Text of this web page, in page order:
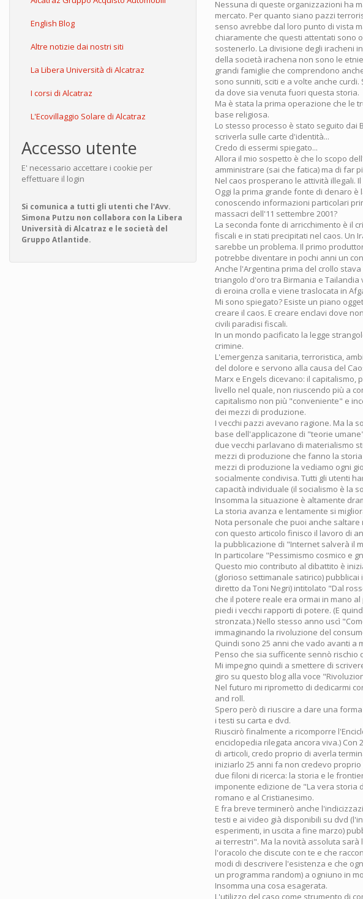
English Blog
Altre notizie dai nostri siti
La Libera Università di Alcatraz
I corsi di Alcatraz
L'Ecovillaggio Solare di Alcatraz
Accesso utente
E' necessario accettare i cookie per
effettuare il login
Si comunica a tutti gli utenti che l'Avv.
Simona Putzu non collabora con la Libera
Università di Alcatraz e le società del
Gruppo Atlantide.
Nessuna di queste organizzazioni ha
mercato. Per quanto siano pazzi
senso avrebbe dal loro punto di vista
chiaramente che questi attentati sono
sostenerlo. La divisione degli iracheni
della società irachena non sono le
grandi famiglie che comprendono
sono sunniti, sciti e a volte anche
da dove sia venuta fuori questa storia.
Ma è stata la prima operazione che le
base religiosa.
Lo stesso processo è stato seguito dai
scriverla sulle carte d'identità...
Credo di essermi spiegato...
Allora il mio sospetto è che lo scopo
amministrare (sai che fatica) ma di far
Nel caos prosperano le attività illegali.
Oggi la prima grande fonte di denaro
conoscendo informazioni particolari
massacri dell'11 settembre 2001?
La seconda fonte di arricchimento è il
fiscali e in stati precipitati nel caos. Un
sarebbe un problema. Il primo
potrebbe diventare in pochi anni un
Anche l'Argentina prima del crollo
triangolo d'oro tra Birmania e
di eroina crolla e viene traslocata in
Mi sono spiegato? Esiste un piano
creare il caos. E creare enclavi dove
civili paradisi fiscali.
In un mondo pacificato la legge
crimine.
L'emergenza sanitaria, terroristica,
del dolore e servono alla causa del
Marx e Engels dicevano: il
livello nel quale, non riuscendo più a
capitalismo non più "conveniente" e
dei mezzi di produzione.
I vecchi pazzi avevano ragione. Ma la
base dell'applicazone di "teorie
due vecchi parlavano di materialismo
mezzi di produzione che fanno la
mezzi di produzione la vediamo ogni
socialmente condivisa. Tutti gli utenti
capacità individuale (il socialismo è la
Insomma la situazione è altamente
La storia avanza e lentamente si
Nota personale che puoi anche saltare
con questo articolo finisco il lavoro di
la pubblicazione di "Internet salverà il
In particolare "Pessimismo cosmico e
Questo mio contributo al dibattito è
(glorioso settimanale satirico)
diretto da Toni Negri) intitolato "Dal
che il potere reale era ormai in mano
piedi i vecchi rapporti di potere. (E
stronzata.) Nello stesso anno uscì
immaginando la rivoluzione del
Quindi sono 25 anni che vado avanti a
Penso che sia sufficente sennò rischio
Mi impegno quindi a smettere di
giro su questo blog alla voce
Nel futuro mi riprometto di dedicarmi
and roll.
Spero però di riuscire a dare una
i testi su carta e dvd.
Riuscirò finalmente a ricomporre
enciclopedia rilegata ancora viva.)
di articoli, credo proprio di averla
iniziarlo 25 anni fa non credevo
due filoni di ricerca: la storia e le
imponente edizione de "La vera storia
romano e al Cristianesimo.
E fra breve terminerò anche
testi e ai video già disponibili su dvd
esperimenti, in uscita a fine marzo)
ai terrestri". Ma la novità assoluta sarà
l'oracolo che discute con te e che
modi di descrivere l'esistenza e che
un programma random) a ogniuno in
Insomma una cosa esagerata.
L'utilizzo del caso come strumento di